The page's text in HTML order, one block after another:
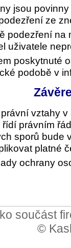
jsou
ze
podezření na
uživatele
poskytnuté
podobě v
vztahy
řídí právním
sporů bude
platné
ochrany
součást
©